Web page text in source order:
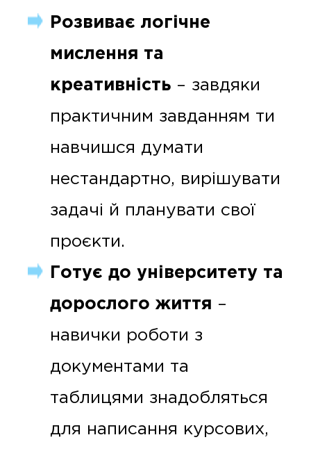
Розвиває логічне
мислення та
креативність – завдяки
практичним завданням ти
навчишся думати
нестандартно, вирішувати
задачі й планувати свої
проєкти.
Готує до університету та
дорослого життя –
навички роботи з
документами та
таблицями знадобляться
для написання курсових,